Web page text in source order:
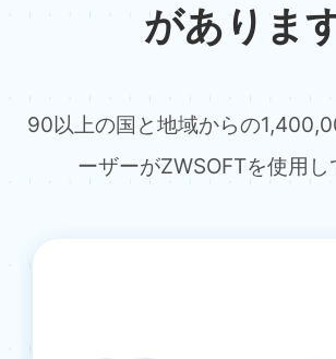
がありま
90以上の国と地域からの
ーザーがZWSOFTを使用し